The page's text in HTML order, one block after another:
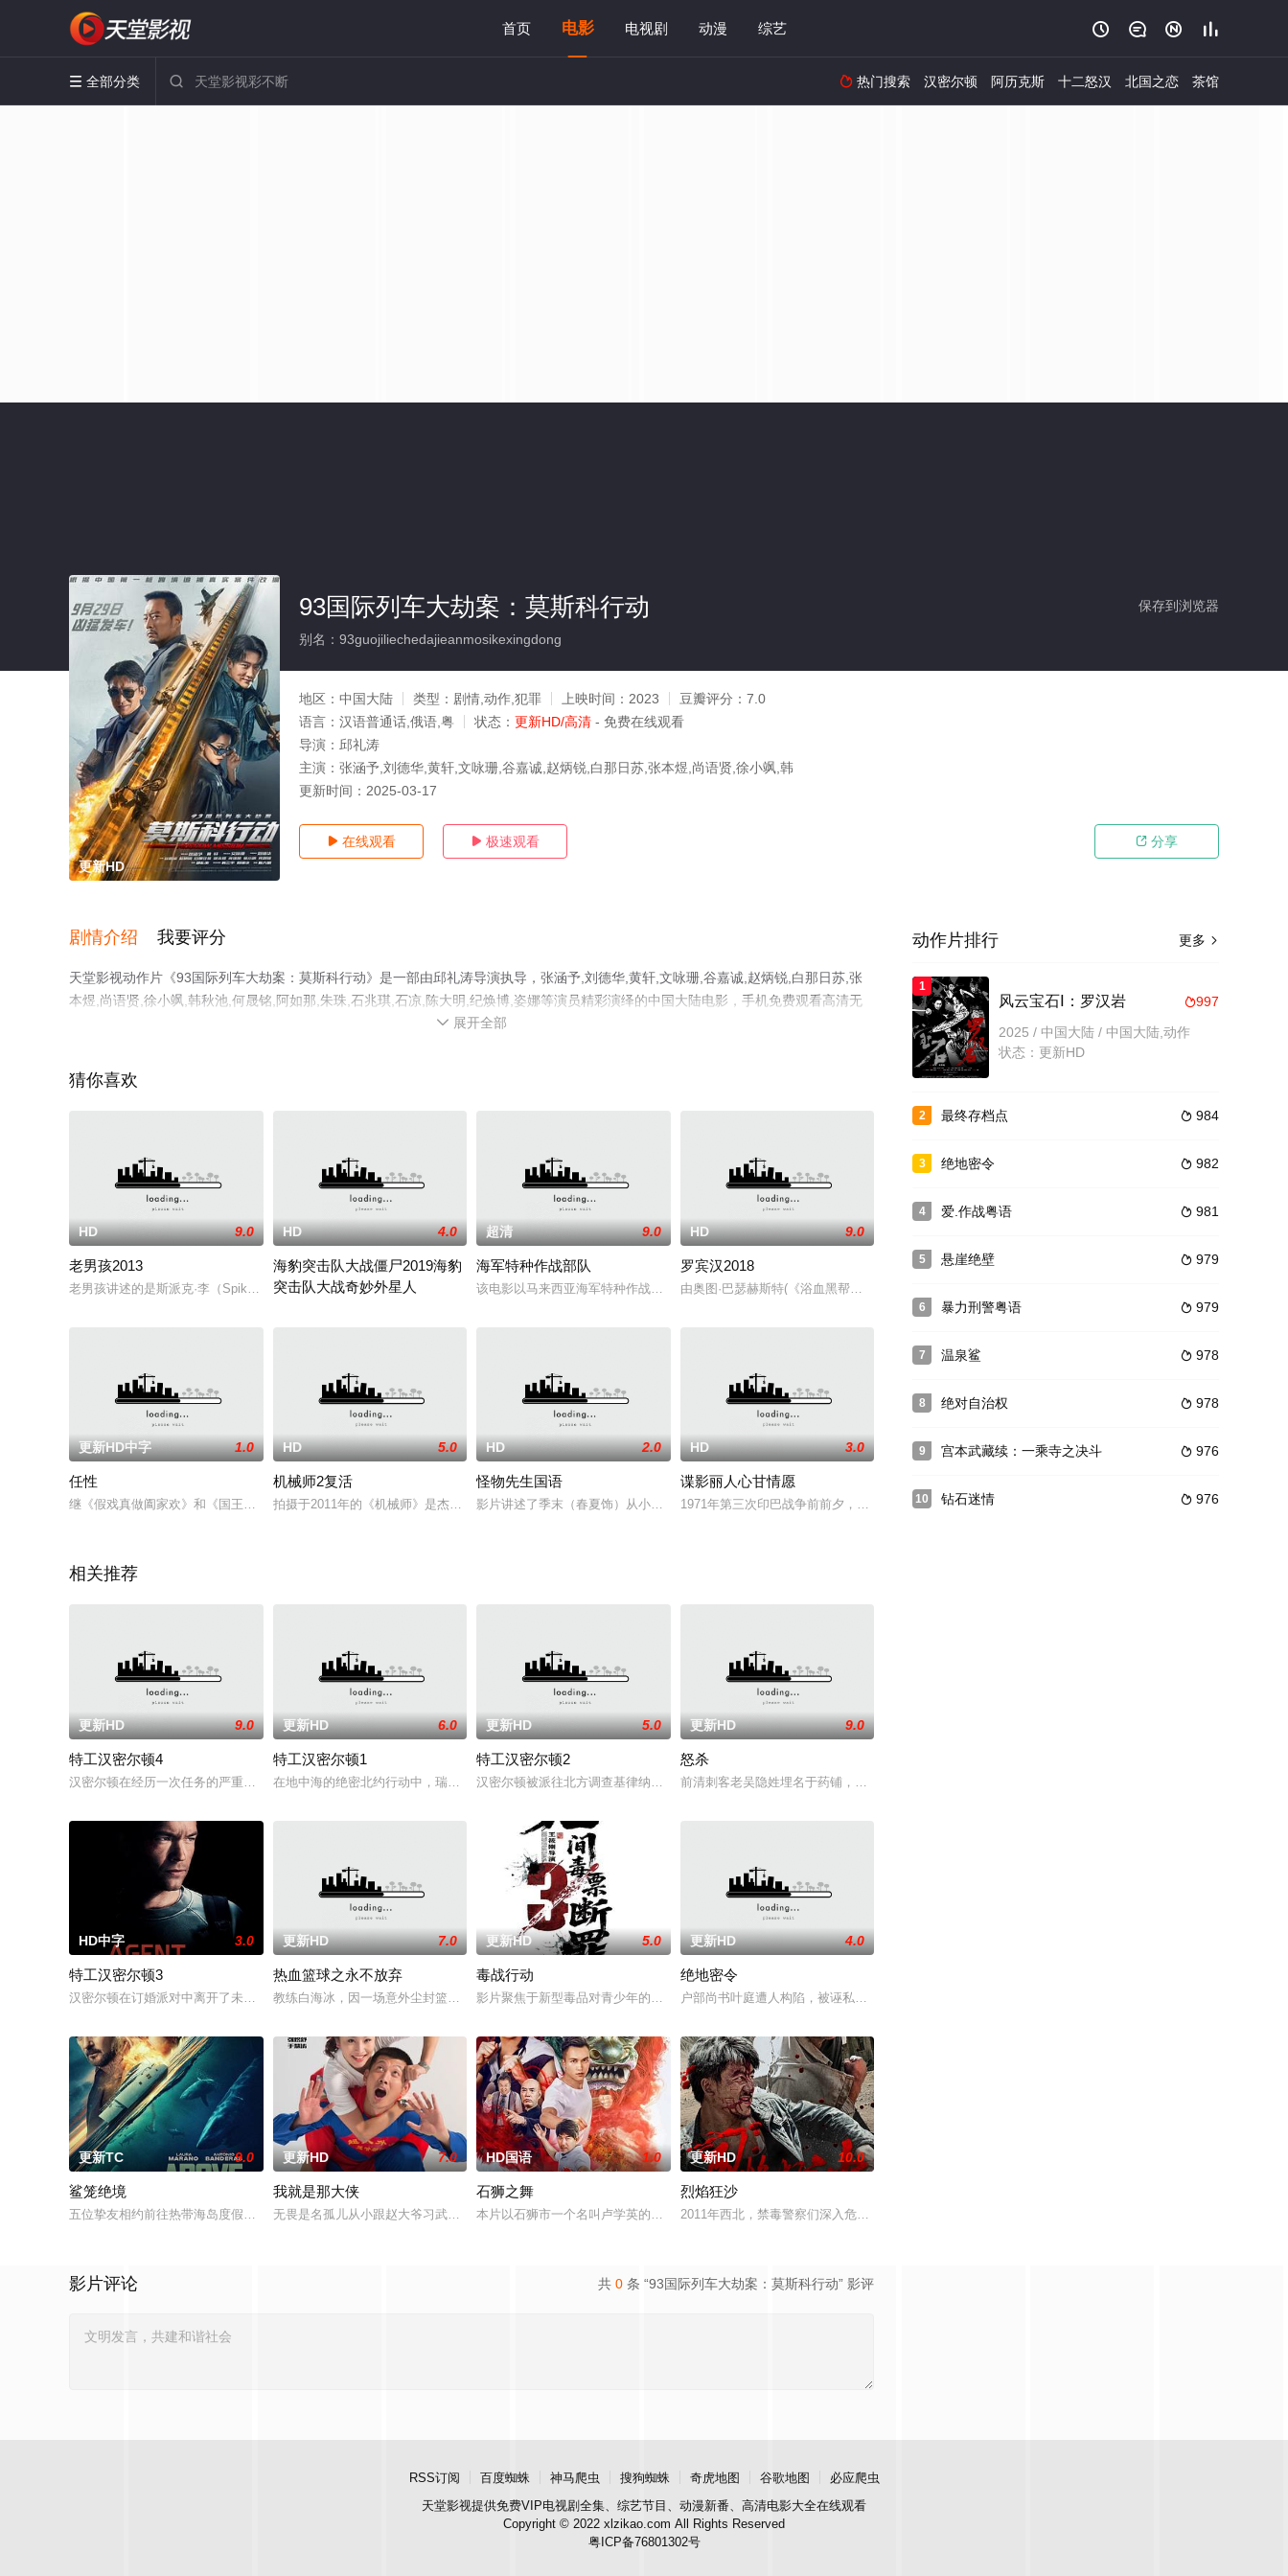
首页 电影 电视剧 动漫 综艺    
 全部分类   热门搜索 汉密尔顿 阿历克斯 十二怒汉 北国之恋 茶馆
更新HD
保存到浏览器
93国际列车大劫案：莫斯科行动
别名：93guojiliechedajieanmosikexingdong
地区： 中国大陆 类型： 剧情,动作,犯罪 上映时间： 2023 豆瓣评分： 7.0
语言： 汉语普通话,俄语,粤 状态： 更新HD/高清 - 免费在线观看
导演： 邱礼涛
主演： 张涵予,刘德华,黄轩,文咏珊,谷嘉诚,赵炳锐,白那日苏,张本煜,尚语贤,徐小飒,韩
更新时间： 2025-03-17
 在线观看  极速观看  分享
剧情介绍 我要评分
天堂影视动作片《93国际列车大劫案：莫斯科行动》是一部由邱礼涛导演执导，张涵予,刘德华,黄轩,文咏珊,谷嘉诚,赵炳锐,白那日苏,张
本煜,尚语贤,徐小飒,韩秋池,何晟铭,阿如那,朱珠,石兆琪,石凉,陈大明,纪焕博,姿娜等演员精彩演绎的中国大陆电影，手机免费观看高清无
删减完整版电影大全就上天堂电影网，更多相关信息可移步至豆瓣电影、电视猫或剧情网等平台了解。
 展开全部
猜你喜欢
HD 9.0
老男孩2013
老男孩讲述的是斯派克·李（Spike Lee）将重拍韩国导演朴赞郁（Chan Wook-park）的2004年戛纳获奖影片《老男孩》（Ol
HD 4.0
海豹突击队大战僵尸2019海豹
突击队大战奇妙外星人
超清 9.0
海军特种作战部队
该电影以马来西亚海军特种作战部队为题材，叙述与该部队相关的故事。该电影的拍摄获得了马来西亚军方的支持，拍摄共耗费一千万令吉。导演
HD 9.0
罗宾汉2018
由奥图·巴瑟赫斯特(《浴血黑帮》《黑镜》)执导，艾格顿饰演罗宾汉，剧情将发生在他成为传奇侠盗英雄之前
更新HD中字 1.0
任性
继《假戏真做阖家欢》和《国王计划》之后，小老虎（Jr NTR）和卡加 艾嘉(Kajal Aggarwal )第3次合作。达亚是个孤儿，童年
HD 5.0
机械师2复活
拍摄于2011年的《机械师》是杰森·斯坦森的代表作，该片翻拍自1972年的同名电影，备受动作片影迷的喜爱。目前，《机械师》的续集终于定档，
HD 2.0
怪物先生国语
影片讲述了季末（春夏饰）从小就因为能看见怪物而被视作异类，直到有一天邂逅怪物猎人猛哥（余文乐饰），她才发现原来世界上真的有怪物存
HD 3.0
谍影丽人心甘情愿
1971年第三次印巴战争前前夕，双方局势剑拔弩张，一触即发。这时一位和巴基斯坦军方接触密切，实则为
相关推荐
更新HD 9.0
特工汉密尔顿4
汉密尔顿在经历一次任务的严重后果后，陷入了自我毁灭的状态。然而，他被说服去执行他最擅长的任务——前往波兰找回一个掌握重要信息的瑞典商人。在
更新HD 6.0
特工汉密尔顿1
在地中海的绝密北约行动中，瑞典攻击潜水员遇害。汉密尔顿，受害者的老友，前往法国土伦军事基地展开调查。他与克里斯汀伪装身份，深入追查案件背景
更新HD 5.0
特工汉密尔顿2
汉密尔顿被派往北方调查基律纳太空项目的间谍行为，同时发现有人从瑞典窃取秘密武器材料。他被调至布鲁塞尔担任国防部长保镖，而叛乱分子
更新HD 9.0
怒杀
前清刺客老吴隐姓埋名于药铺，却为守护单亲母女小茜和依依，被迫出手击杀黑帮一伙而暴露身份。幕后黑手
HD中字 3.0
特工汉密尔顿3
汉密尔顿在订婚派对中离开了未婚妻，但他内心仍然渴望过正常生活。一名科学家被绑架，重要信息面临泄露风险。汉密尔顿决定返回未婚妻身边，并计划未
更新HD 7.0
热血篮球之永不放弃
教练白海冰，因一场意外尘封篮球梦。为完成病危师兄的嘱托，他接手一支被嘲为“无胜利队”的业余球队。当一群问题少年遇上背负阴影的教练，他们面对
更新HD 5.0
毒战行动
影片聚焦于新型毒品对青少年的危害，对社会秩序的破坏为主题，旨在通过电影让观众意识到毒品的可怕，着重塑造了缉毒警察在危险环境中坚守
更新HD 4.0
绝地密令
户部尚书叶庭遭人构陷，被诬私贪国库银两，身陷囹圄在即，叶庭急召其子叶护相见。叶护心知父亲蒙冤，却
更新TC 9.0
鲨笼绝境
五位挚友相约前往热带海岛度假，计划在碧蓝海域中体验刺激的鲨鱼笼潜水，同时享受奢靡的派对狂欢。然而他们浑然不知，这趟旅程不过是一场精心布局的
更新HD 7.0
我就是那大侠
无畏是名孤儿从小跟赵大爷习武收废品，做事一根筋的他总被误解。在经历一次重大事件后，被迫加入保健品公司，实现了自我价值体验到社会存在感。后因
HD国语 1.0
石狮之舞
本片以石狮市一个名叫卢学英的年轻人为主人公，以他的一段人生经历为媒介。讲述了石狮当地非物质文化遗产——石狮狮阵，是如何传承、发展
更新HD 10.0
烈焰狂沙
2011年西北，禁毒警察们深入危险境地，与毒贩展开了一场惊心动魄的较量。三年后，杨天追查战友马超遇
共 0 条 “93国际列车大劫案：莫斯科行动” 影评
影片评论
更多 
动作片排行
1
997
风云宝石Ⅰ：罗汉岩
2025 / 中国大陆 / 中国大陆,动作
状态：更新HD
2  984
最终存档点
3  982
绝地密令
4  981
爱.作战粤语
5  979
悬崖绝壁
6  979
暴力刑警粤语
7  978
温泉鲨
8  978
绝对自治权
9  976
宫本武藏续：一乘寺之决斗
10  976
钻石迷情
RSS订阅 百度蜘蛛 神马爬虫 搜狗蜘蛛 奇虎地图 谷歌地图
必应爬虫
天堂影视提供免费VIP电视剧全集、综艺节目、动漫新番、高清电影大全在线观看
Copyright © 2022 xlzikao.com All Rights Reserved
粤ICP备76801302号